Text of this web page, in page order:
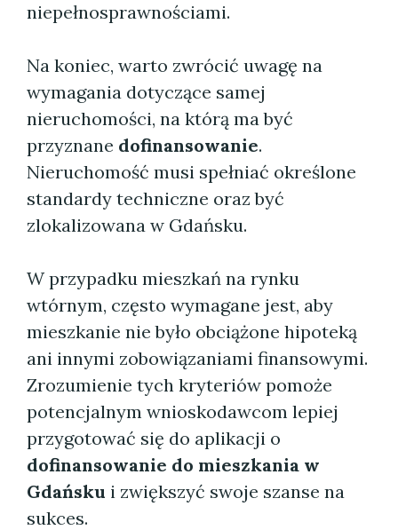
niepełnosprawnościami.
Na koniec, warto zwrócić uwagę na
wymagania dotyczące samej
nieruchomości, na którą ma być
przyznane dofinansowanie.
Nieruchomość musi spełniać określone
standardy techniczne oraz być
zlokalizowana w Gdańsku.
W przypadku mieszkań na rynku
wtórnym, często wymagane jest, aby
mieszkanie nie było obciążone hipoteką
ani innymi zobowiązaniami finansowymi.
Zrozumienie tych kryteriów pomoże
potencjalnym wnioskodawcom lepiej
przygotować się do aplikacji o
dofinansowanie do mieszkania w
Gdańsku i zwiększyć swoje szanse na
sukces.